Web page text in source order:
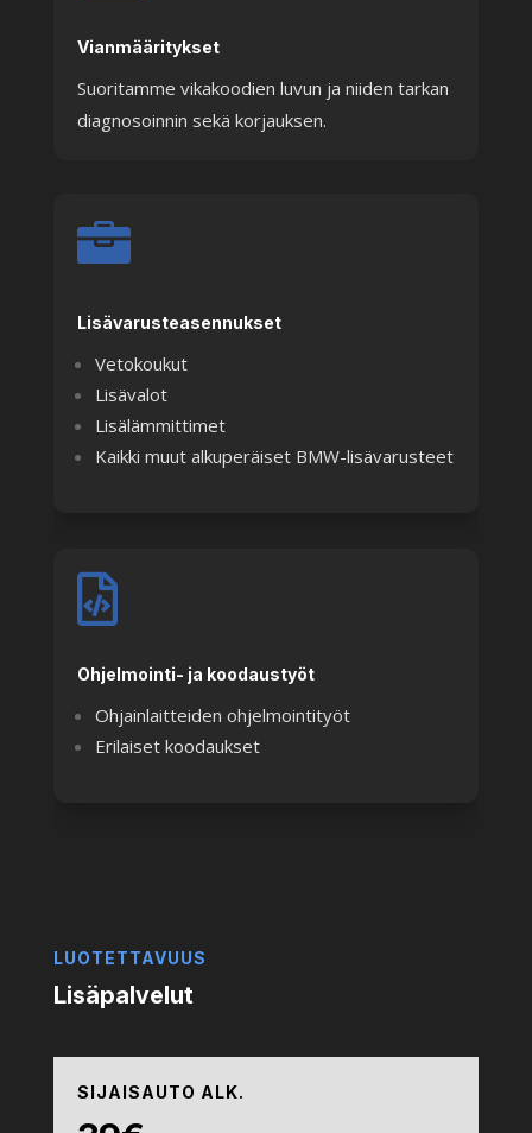
Vianmääritykset
Suoritamme vikakoodien luvun ja niiden tarkan
diagnosoinnin sekä korjauksen.

Lisävarusteasennukset
Vetokoukut
Lisävalot
Lisälämmittimet
Kaikki muut alkuperäiset BMW-lisävarusteet

Ohjelmointi- ja koodaustyöt
Ohjainlaitteiden ohjelmointityöt
Erilaiset koodaukset
LUOTETTAVUUS
Lisäpalvelut
SIJAISAUTO ALK.